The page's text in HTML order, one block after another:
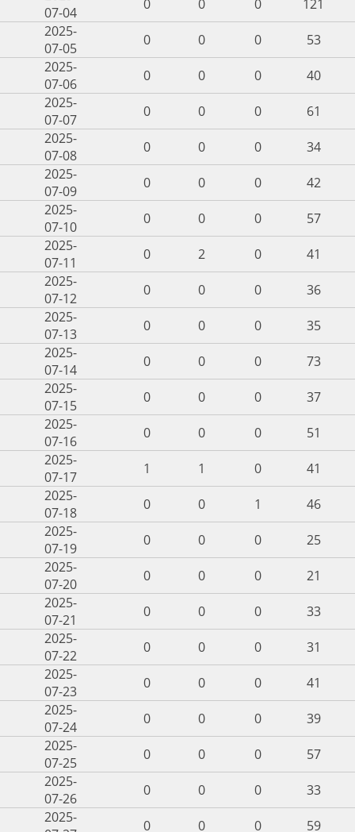
07-04
0 0 0
121
2025-
07-05
0 0 0
53
2025-
07-06
0 0 0
40
2025-
07-07
0 0 0
61
2025-
07-08
0 0 0
34
2025-
07-09
0 0 0
42
2025-
07-10
0 0 0
57
2025-
07-11
0 2 0
41
2025-
07-12
0 0 0
36
2025-
07-13
0 0 0
35
2025-
07-14
0 0 0
73
2025-
07-15
0 0 0
37
2025-
07-16
0 0 0
51
2025-
07-17
1 1 0
41
2025-
07-18
0 0 1
46
2025-
07-19
0 0 0
25
2025-
07-20
0 0 0
21
2025-
07-21
0 0 0
33
2025-
07-22
0 0 0
31
2025-
07-23
0 0 0
41
2025-
07-24
0 0 0
39
2025-
07-25
0 0 0
57
2025-
07-26
0 0 0
33
2025-
0 0 0
59